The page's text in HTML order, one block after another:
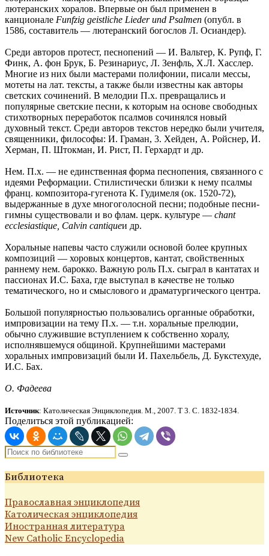
лютеранских хоралов. Впервые он был применен в
канционале Funfzig geistliche Lieder und Psalmen (опубл. в
1586, составитель — лютеранский богослов Л. Осиандер).
Среди авторов протест, песнопений — И. Вальтер, К. Рупф, Г.
Финк, А. фон Брук, Б. Резинариус, Л. Зенфль, Х.Л. Хасслер.
Многие из них были мастерами полифонии, писали мессы,
мотеты на лат. тексты, а также были известны как авторы
светских сочинений. В мелодии П.х. превращались и
популярные светские песни, к которым на основе свободных
стихотворных переработок псалмов сочинялся новый
духовный текст. Среди авторов текстов нередко были учителя,
священники, философы: И. Граман, 3. Хейден, А. Ройснер, И.
Херман, П. Штокман, И. Рист, П. Герхардт и др.
Нем. П.х. — не единственная форма песнопения, связанного с
идеями Реформации. Стилистически близки к нему псалмы
франц. композитора-гугенота К. Гудимеля (ок. 1520-72),
выдержанные в духе многоголосной песни; подобные песни-
гимны существовали и во флам. церк. культуре — chant
ecclesiastique, Calvin cantiqueи др.
Хоральные напевы часто служили основой более крупных
композиций — хоровых концертов, кантат, свойственных
раннему нем. барокко. Важную роль П.х. сыграл в кантатах и
пассионах И.С. Баха, где выступал в качестве не только
тематического, но и смыслового и драматургического центра.
Большой популярностью пользовались органные обработки,
импровизации на тему П.х. — т.н. хоральные прелюдии,
обычно служившие вступлением к собственно хоралу,
исполнявшемуся общиной. Крупнейшими мастерами
хоральных импровизаций были И. Пахельбель, Д. Букстехуде,
И.С. Бах.
О. Фадеева
Источник: Католическая Энциклопедия. М., 2007. Т 3. С. 1832-1834.
Поделиться этой публикацией:
Библиотека
Православная энциклопедия
Католическая энциклопедия
Иностранная литература
New Catholic Encyclopedia